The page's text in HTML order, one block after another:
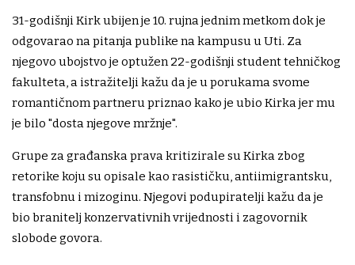
31-godišnji Kirk ubijen je 10. rujna jednim metkom dok je
odgovarao na pitanja publike na kampusu u Uti. Za
njegovo ubojstvo je optužen 22-godišnji student tehničkog
fakulteta, a istražitelji kažu da je u porukama svome
romantičnom partneru priznao kako je ubio Kirka jer mu
je bilo "dosta njegove mržnje".
Grupe za građanska prava kritizirale su Kirka zbog
retorike koju su opisale kao rasističku, antiimigrantsku,
transfobnu i mizoginu. Njegovi podupiratelji kažu da je
bio branitelj konzervativnih vrijednosti i zagovornik
slobode govora.